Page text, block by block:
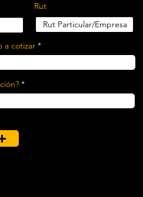
Rut
a cotizar